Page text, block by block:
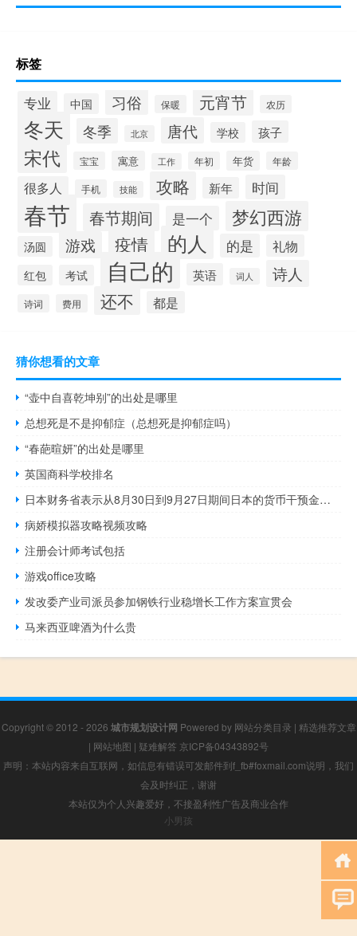
标签
专业 中国 习俗 保暖 元宵节 农历
冬天 冬季 北京 唐代 学校 孩子
宋代 宝宝 寓意 工作 年初 年货 年龄
很多人 手机 技能 攻略 新年 时间
春节 春节期间 是一个 梦幻西游
汤圆 游戏 疫情 的人 的是 礼物
红包 考试 自己的 英语 词人 诗人
诗词 费用 还不 都是
猜你想看的文章
“壶中自喜乾坤别”的出处是哪里
总想死是不是抑郁症（总想死是抑郁症吗）
“春葩暄妍”的出处是哪里
英国商科学校排名
日本财务省表示从8月30日到9月27日期间日本的货币干预金额为0日元
病娇模拟器攻略视频攻略
注册会计师考试包括
游戏office攻略
发改委产业司派员参加钢铁行业稳增长工作方案宣贯会
马来西亚啤酒为什么贵
Copyright © 2012 - 2026 城市规划设计网 Powered by 网站分类目录 | 精选推荐文章
| 网站地图 | 疑难解答 京ICP备04343892号
声明：本站内容来自互联网，如信息有错误可发邮件到f_fb#foxmail.com说明，我们
会及时纠正，谢谢
本站仅为个人兴趣爱好，不接盈利性广告及商业合作
小男孩